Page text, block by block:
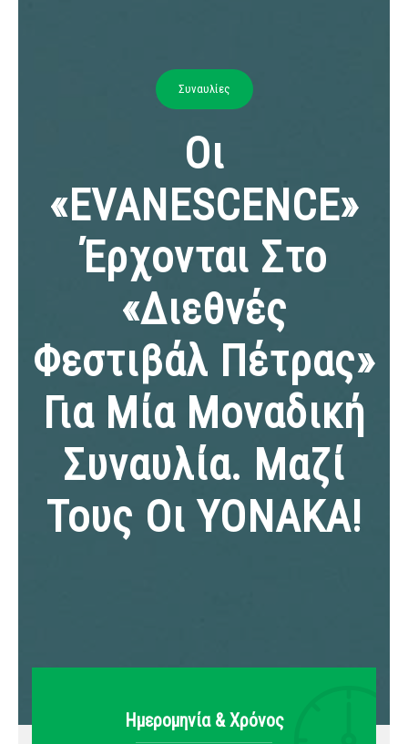
Συναυλίες
Οι
«EVANESCENCE»
Έρχονται Στο
«Διεθνές
Φεστιβάλ Πέτρας»
Για Μία Μοναδική
Συναυλία. Μαζί
Τους Οι ΥΟΝΑΚΑ!
Ημερομηνία & Xρόνος